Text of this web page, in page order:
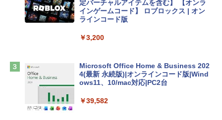
tomtoc 360°保護 15.6 16インチ パソコ
book Lenovo対応
Apple 2026 MacBook Air M5チップ搭載
igence、13.6インチLiquid Retinaディ
定バーチャルアイテムを含む】 【オンラ
インゲームコード】 ロブロックス | オン
ラインコード版
￥3,200
Microsoft Office Home & Business 202
4(最新 永続版)|オンラインコード版|Wind
ows11、10/mac対応|PC2台
￥39,582